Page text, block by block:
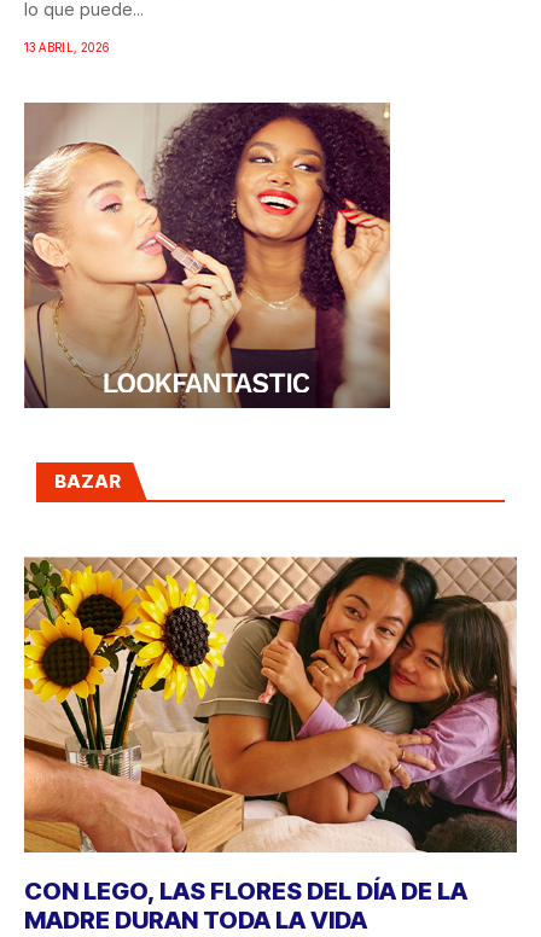
lo que puede...
13 ABRIL, 2026
BAZAR
CON LEGO, LAS FLORES DEL DÍA DE LA
MADRE DURAN TODA LA VIDA